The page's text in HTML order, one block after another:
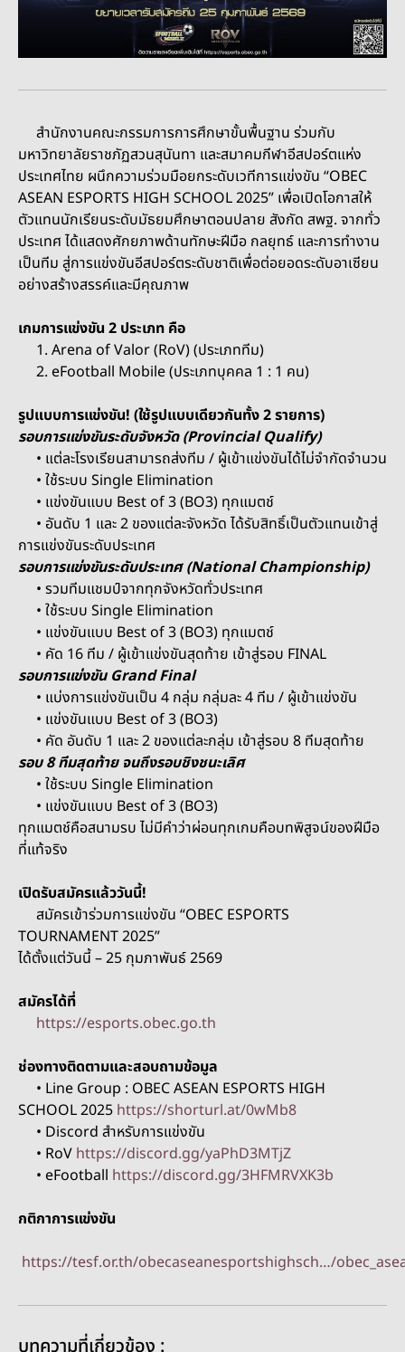
สำนักงานคณะกรรมการการศึกษาขั้นพื้นฐาน ร่วมกับ
มหาวิทยาลัยราชภัฏสวนสุนันทา และสมาคมกีฬาอีสปอร์ตแห่ง
ประเทศไทย ผนึกความร่วมมือยกระดับเวทีการแข่งขัน “OBEC
ASEAN ESPORTS HIGH SCHOOL 2025” เพื่อเปิดโอกาสให้
ตัวแทนนักเรียนระดับมัธยมศึกษาตอนปลาย สังกัด สพฐ. จากทั่ว
ประเทศ ได้แสดงศักยภาพด้านทักษะฝีมือ กลยุทธ์ และการทำงาน
เป็นทีม สู่การแข่งขันอีสปอร์ตระดับชาติเพื่อต่อยอดระดับอาเซียน
อย่างสร้างสรรค์และมีคุณภาพ
เกมการแข่งขัน 2 ประเภท คือ
1. Arena of Valor (RoV) (ประเภททีม)
2. eFootball Mobile (ประเภทบุคคล 1 : 1 คน)
รูปแบบการแข่งขัน! (ใช้รูปแบบเดียวกันทั้ง 2 รายการ)
รอบการแข่งขันระดับจังหวัด (Provincial Qualify)
• แต่ละโรงเรียนสามารถส่งทีม / ผู้เข้าแข่งขันได้ไม่จำกัดจำนวน
• ใช้ระบบ Single Elimination
• แข่งขันแบบ Best of 3 (BO3) ทุกแมตช์
• อันดับ 1 และ 2 ของแต่ละจังหวัด ได้รับสิทธิ์เป็นตัวแทนเข้าสู่
การแข่งขันระดับประเทศ
รอบการแข่งขันระดับประเทศ (National Championship)
• รวมทีมแชมป์จากทุกจังหวัดทั่วประเทศ
• ใช้ระบบ Single Elimination
• แข่งขันแบบ Best of 3 (BO3) ทุกแมตช์
• คัด 16 ทีม / ผู้เข้าแข่งขันสุดท้าย เข้าสู่รอบ FINAL
รอบการแข่งขัน Grand Final
• แบ่งการแข่งขันเป็น 4 กลุ่ม กลุ่มละ 4 ทีม / ผู้เข้าแข่งขัน
• แข่งขันแบบ Best of 3 (BO3)
• คัด อันดับ 1 และ 2 ของแต่ละกลุ่ม เข้าสู่รอบ 8 ทีมสุดท้าย
รอบ 8 ทีมสุดท้าย จนถึงรอบชิงชนะเลิศ
• ใช้ระบบ Single Elimination
• แข่งขันแบบ Best of 3 (BO3)
ทุกแมตช์คือสนามรบ ไม่มีคำว่าผ่อนทุกเกมคือบทพิสูจน์ของฝีมือ
ที่แท้จริง
เปิดรับสมัครแล้ววันนี้!
สมัครเข้าร่วมการแข่งขัน “OBEC ESPORTS
TOURNAMENT 2025”
ได้ตั้งแต่วันนี้ – 25 กุมภาพันธ์ 2569
สมัครได้ที่
https://esports.obec.go.th
ช่องทางติดตามและสอบถามข้อมูล
• Line Group : OBEC ASEAN ESPORTS HIGH
SCHOOL 2025 https://shorturl.at/0wMb8
• Discord สำหรับการแข่งขัน
• RoV https://discord.gg/yaPhD3MTjZ
• eFootball https://discord.gg/3HFMRVXK3b
กติกาการแข่งขัน
https://tesf.or.th/obecaseanesportshighsch…/